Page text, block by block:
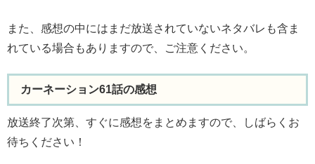
また、感想の中にはまだ放送されていないネタバレも含ま
れている場合もありますので、ご注意ください。
カーネーション61話の感想
放送終了次第、すぐに感想をまとめますので、しばらくお
待ちください！